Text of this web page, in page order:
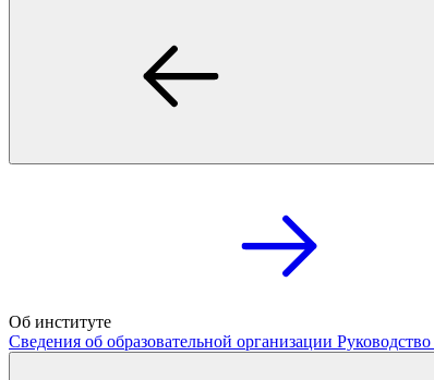
Об институте
Сведения об образовательной организации Руководство